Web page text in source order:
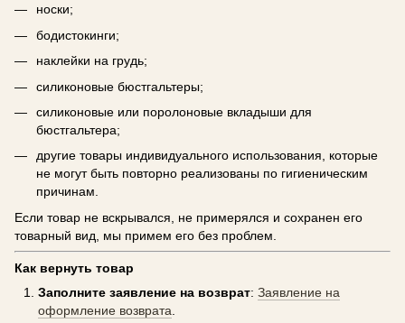
носки;
бодистокинги;
наклейки на грудь;
силиконовые бюстгальтеры;
силиконовые или поролоновые вкладыши для
бюстгальтера;
другие товары индивидуального использования, которые
не могут быть повторно реализованы по гигиеническим
причинам.
Если товар не вскрывался, не примерялся и сохранен его
товарный вид, мы примем его без проблем.
Как вернуть товар
Заполните заявление на возврат: Заявление на
оформление возврата